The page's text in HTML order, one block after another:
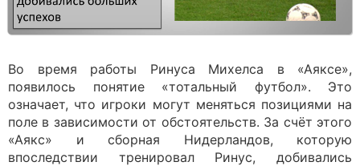
Во время работы Ринуса Михелса в «Аяксе»,
появилось понятие «тотальный футбол». Это
означает, что игроки могут меняться позициями на
поле в зависимости от обстоятельств. За счёт этого
«Аякс» и сборная Нидерландов, которую
впоследствии тренировал Ринус, добивались